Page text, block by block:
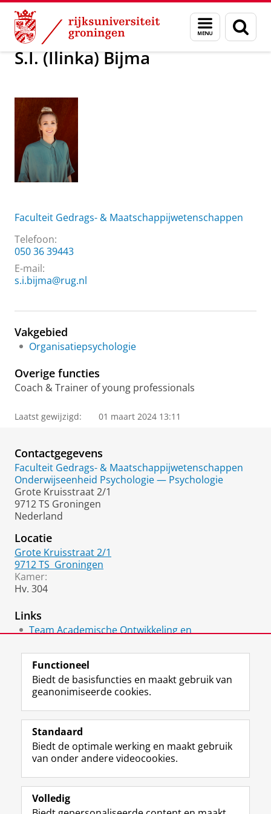
Skip
Content
Skip
Navigation
Menu
en
zoeken
Over ons S.I. (Ilinka) Bijma
S.I. (Ilinka) Bijma
Faculteit Gedrags- & Maatschappijwetenschappen
Telefoon:
050 36 39443
E-mail:
s.i.bijma@rug.nl
Vakgebied
Organisatiepsychologie
Overige functies
Coach & Trainer of young professionals
Laatst gewijzigd: 01 maart 2024 13:11
Contactgegevens
Faculteit Gedrags- & Maatschappijwetenschappen
Onderwijseenheid Psychologie — Psychologie
Grote Kruisstraat 2/1
9712 TS Groningen
Nederland
Locatie
Grote Kruisstraat 2/1
9712 TS Groningen
Kamer:
Hv. 304
Links
Team Academische Ontwikkeling en
Volg de RUG
F
a
e
b
o
p
L
i
k
e
I
-
R
S
-
f
e
R
I
n
t
r
m
Y
o
T
e
k
Studiekiezers
Alumni
Functioneel
Biedt de basisfuncties en maakt gebruik van
geanonimiseerde cookies.
Standaard
Biedt de optimale werking en maakt gebruik
van onder andere videocookies.
Volledig